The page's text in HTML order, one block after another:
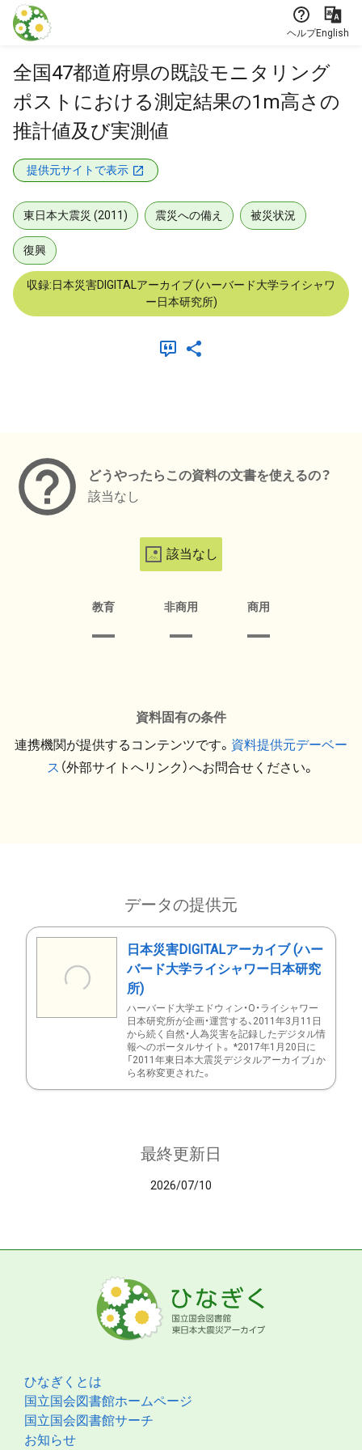
本文に飛ぶ
ヘルプEnglish
全国47都道府県の既設モニタリング
ポストにおける測定結果の1m高さの
推計値及び実測値
提供元サイトで表示
東日本大震災 (2011) 震災への備え 被災状況
復興
収録:日本災害DIGITALアーカイブ (ハーバード大学ライシャワ
ー日本研究所)
どうやったらこの資料の文書を使えるの？
該当なし
該当なし
教育 非商用 商用
資料固有の条件
連携機関が提供するコンテンツです。 資料提供元デーベー
ス （外部サイトへリンク）へお問合せください。
データの提供元
日本災害DIGITALアーカイブ (ハー
バード大学ライシャワー日本研究
所)
ハーバード大学エドウィン・O・ライシャワー
日本研究所が企画・運営する、2011年3月11日
から続く自然・人為災害を記録したデジタル情
報へのポータルサイト。 *2017年1月20日に
「2011年東日本大震災デジタルアーカイブ」か
ら名称変更された。
最終更新日
2026/07/10
ひなぎくとは
国立国会図書館ホームページ
国立国会図書館サーチ
お知らせ